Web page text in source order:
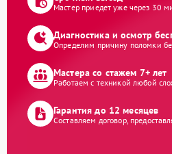
Мастер приедет уже через 30
Диагностика и осмотр
Определим причину поломки
Мастера со стажем 7+ лет
Работаем с техникой любой
Гарантия до 12 месяцев
Составляем договор,